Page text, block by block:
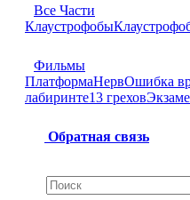
Все Части
Клаустрофобы
Фильмы
ПлатформаНервОшибка
лабиринте13 грехов
Обратная связь